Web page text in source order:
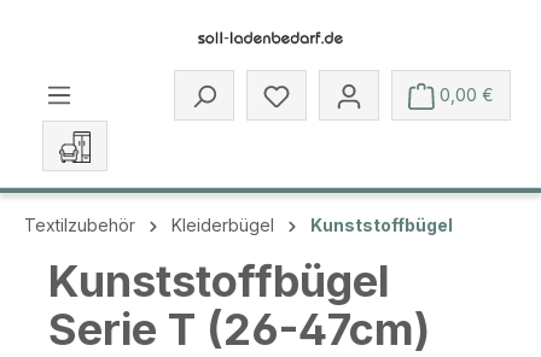
Du hast 0 Produkte auf dem
0,00 €
Textilzubehör Kleiderbügel Kunststoffbügel
Kunststoffbügel
Serie T (26-47cm)